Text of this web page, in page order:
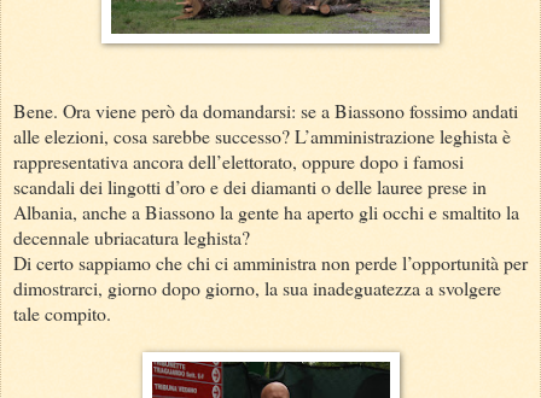
Bene. Ora viene però da domandarsi: se a Biassono fossimo andati
alle elezioni, cosa sarebbe successo? L’amministrazione leghista è
rappresentativa ancora dell’elettorato, oppure dopo i famosi
scandali dei lingotti d’oro e dei diamanti o delle lauree prese in
Albania, anche a Biassono la gente ha aperto gli occhi e smaltito la
decennale ubriacatura leghista?
Di certo sappiamo che chi ci amministra non perde l’opportunità per
dimostrarci, giorno dopo giorno, la sua inadeguatezza a svolgere
tale compito.